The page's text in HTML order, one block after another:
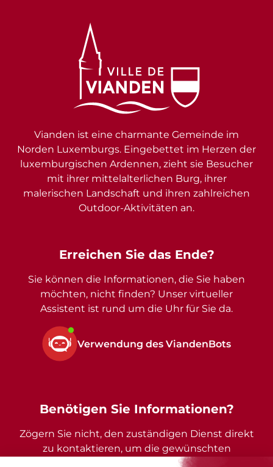
Erreichen Sie das Ende?
Sie können die Informationen, die Sie haben
möchten, nicht finden? Unser virtueller
Assistent ist rund um die Uhr für Sie da.
Verwendung des ViandenBots
Vianden ist eine charmante Gemeinde im
Norden Luxemburgs. Eingebettet im Herzen der
luxemburgischen Ardennen, zieht sie Besucher
mit ihrer mittelalterlichen Burg, ihrer
malerischen Landschaft und ihren zahlreichen
Outdoor-Aktivitäten an.
Benötigen Sie Informationen?
Zögern Sie nicht, den zuständigen Dienst direkt
zu kontaktieren, um die gewünschten
Auskünfte zu erhalten.